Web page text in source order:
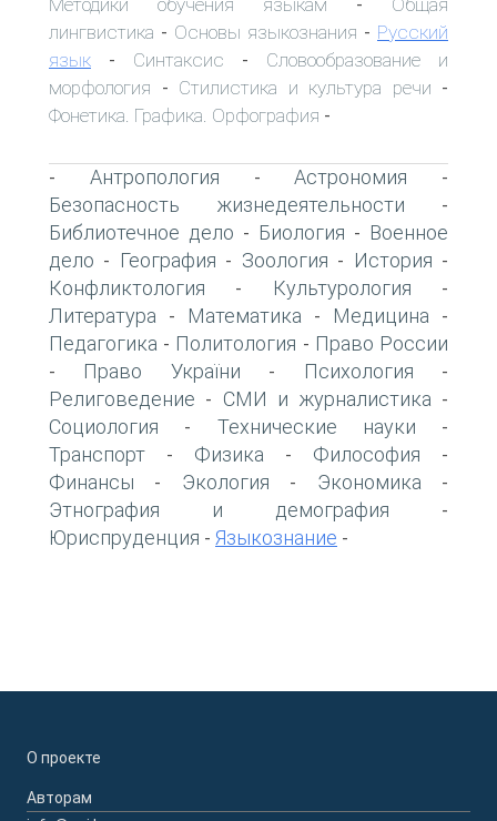
-
лингвистика - Основы языкознания - Русский
язык - Синтаксис - Словообразование и
морфология - Стилистика и культура речи -
Фонетика. Графика. Орфография -
- Антропология -Астрономия -
Безопасность жизнедеятельности -
Библиотечное дело - Биология - Военное
дело - География - Зоология - История -
Конфликтология - Культурология -
Литература - Математика - Медицина -
Педагогика - Политология - Право России
- Право України - Психология -
Религоведение - СМИ и журналистика -
Социология - Технические науки -
Транспорт - Физика - Философия -
Финансы - Экология - Экономика -
Этнография и демография -
Юриспруденция - Языкознание -
О проекте
Авторам